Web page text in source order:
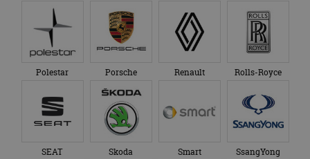
Polestar Porsche Renault Rolls-Royce
SEAT Skoda Smart SsangYong